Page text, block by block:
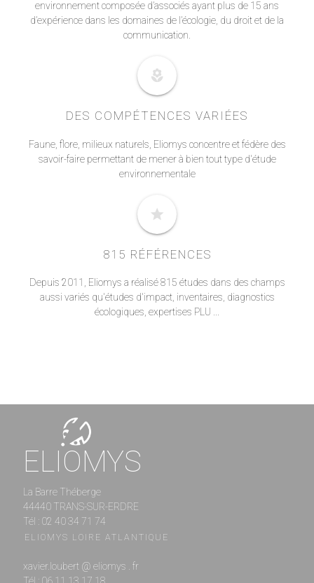
environnement composée d’associés ayant plus de 15 ans
d’expérience dans les domaines de l’écologie, du droit et de la
communication.
local_florist
DES COMPÉTENCES VARIÉES
Faune, flore, milieux naturels, Eliomys concentre et fédère des
savoir-faire permettant de mener à bien tout type d'étude
environnementale
star
815 RÉFÉRENCES
Depuis 2011, Eliomys a réalisé 815 études dans des champs
aussi variés qu'études d'impact, inventaires, diagnostics
écologiques, expertises PLU ...
ELIOMYS
La Barre Théberge
44440 TRANS-SUR-ERDRE
Tél : 02 40 34 71 74
ELIOMYS LOIRE ATLANTIQUE
xavier.loubert @ eliomys . fr